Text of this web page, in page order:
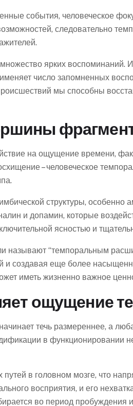
события, человеческое
следовательно
ярких воспоминаний.
число запомненных
мы способны
на ощущение времени,
– человеческое
структуры,
и допамин, которые
ясностью и
называют “темпоральным
создавая еще более
иметь жизненно важное
ощущение
течь размереннее, а
в функционировании
в головном мозге, что
восприятия, и его
во период